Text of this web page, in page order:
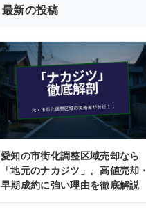
最新の投稿
愛知の市街化調整区域売却なら
「地元のナカジツ」。高値売却・
早期成約に強い理由を徹底解説